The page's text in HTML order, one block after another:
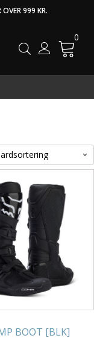
OVER 999 KR.
0
BOOT [BLK]